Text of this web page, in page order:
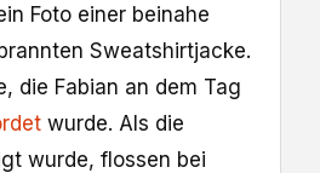
Foto einer beinahe
Sweatshirtjacke.
die Fabian an dem Tag
wurde. Als die
wurde, flossen bei